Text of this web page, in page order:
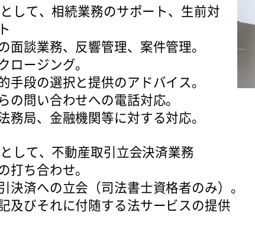
して、相続業務のサポート、生前対
面談業務、反響管理、案件管理。
ロージング。
手段の選択と提供のアドバイス。
の問い合わせへの電話対応。
務局、金融機関等に対する対応。
して、不動産取引立会決済業務
打ち合わせ。
決済への立会（司法書士資格者のみ）。
及びそれに付随する法サービスの提供